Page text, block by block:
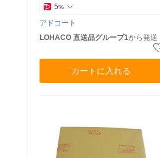
5%
アドコート
LOHACO 直送品グループ1から発送
カートに入れる